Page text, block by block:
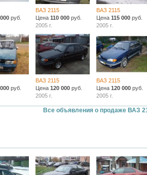
руб.
ВАЗ 2115
Цена 110 000руб.
2005 г.
ВАЗ 2115
Цена 115 000руб.
2005 г.
руб.
ВАЗ 2115
Цена 120 000руб.
2005 г.
ВАЗ 2115
Цена 120 000руб.
2005 г.
Все объявления о продаже ВАЗ